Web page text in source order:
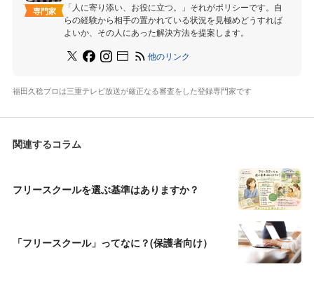
専門家
「人に寄り添い、お役に立つ。」それがポリシーです。自
らの経験から相手の置かれている状況を見極めどうすれば
よいか、その人にあった解決方法を提案します。
他のリンク
福田久稔プロは三重テレビ放送が厳正なる審査をした登録専門家です
関連するコラム
フリースクールを選ぶ基準はありますか？
「フリースクール」ってなに？(保護者向け）